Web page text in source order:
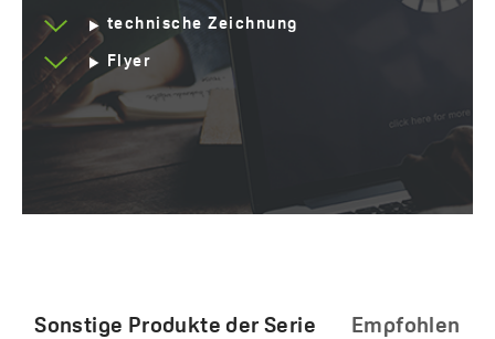
technische Zeichnung
Flyer
Sonstige Produkte der Serie Empfohlen